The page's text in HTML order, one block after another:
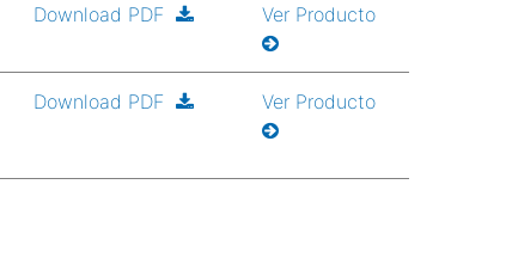
Download PDF Ver Producto
Download PDF Ver Producto